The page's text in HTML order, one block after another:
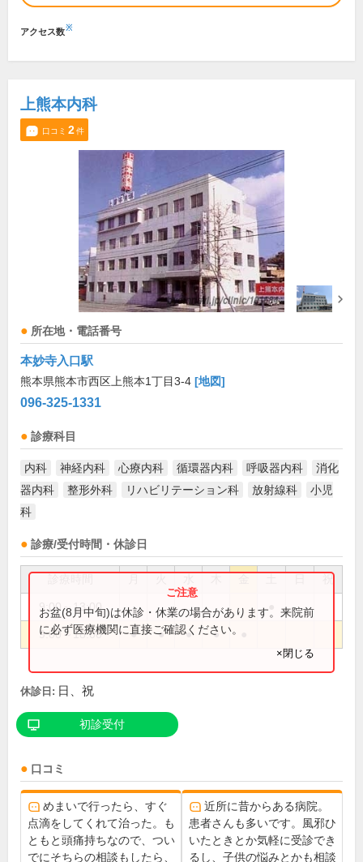
アクセス数※
上熊本内科
口コミ 2件
所在地・電話番号
本妙寺入口駅
熊本県熊本市西区上熊本1丁目3-4 [地図]
096-325-1331
診療科目
内科 神経内科 心療内科 循環器内科 呼吸器内科
消化
器内科
整形外科 リハビリテーション科 放射線科
小児
科
診療/受付時間・休診日
祝
9:00～13:00
9:00～18:00 ● ● ● ●
お盆(8月中旬)は休診・休業の場合があります。来院前
に必ず医療機関に直接ご確認ください。
×閉じる
休診日: 日、祝
初診受付
口コミ
めまいで行ったら、すぐ
点滴をしてくれて治った。も
ともと頭痛持ちなので、つい
でにそちらの相談もしたら、
近所に昔からある病院。
患者さんも多いです。風邪ひ
いたときとか気軽に受診でき
るし、子供の悩みとかも相談